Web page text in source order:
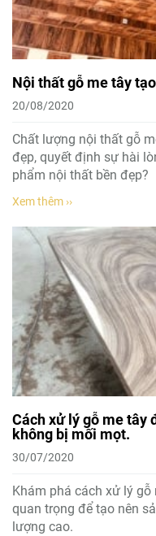
Nội thất gỗ me tây
20/08/2020
Chất lượng nội thất gỗ
đẹp, quyết định sự hài
phẩm nội thất bền đẹp?
Xem thêm ››
Cách xử lý gỗ me tây
không bị mối mọt.
30/07/2020
Khám phá cách xử lý
quan trọng để tạo nên
lượng cao.